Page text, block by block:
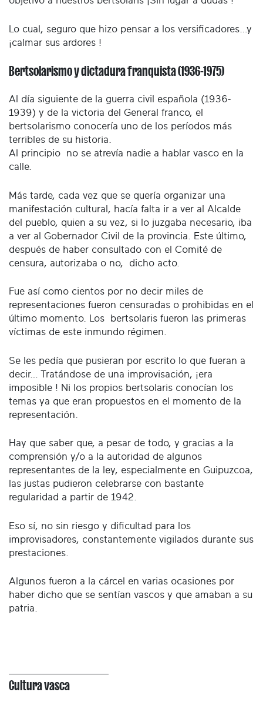
Lo cual, seguro que hizo pensar a los versificadores…y
¡calmar sus ardores !
Bertsolarismo y dictadura franquista (1936-1975)
Al día siguiente de la guerra civil española (1936-
1939) y de la victoria del General franco, el
bertsolarismo conocería uno de los períodos más
terribles de su historia.
Al principio no se atrevía nadie a hablar vasco en la
calle.
Más tarde, cada vez que se quería organizar una
manifestación cultural, hacía falta ir a ver al Alcalde
del pueblo, quien a su vez, si lo juzgaba necesario, iba
a ver al Gobernador Civil de la provincia. Este último,
después de haber consultado con el Comité de
censura, autorizaba o no, dicho acto.
Fue así como cientos por no decir miles de
representaciones fueron censuradas o prohibidas en el
último momento. Los bertsolaris fueron las primeras
víctimas de este inmundo régimen.
Se les pedía que pusieran por escrito lo que fueran a
decir… Tratándose de una improvisación, ¡era
imposible ! Ni los propios bertsolaris conocían los
temas ya que eran propuestos en el momento de la
representación.
Hay que saber que, a pesar de todo, y gracias a la
comprensión y/o a la autoridad de algunos
representantes de la ley, especialmente en Guipuzcoa,
las justas pudieron celebrarse con bastante
regularidad a partir de 1942.
Eso sí, no sin riesgo y dificultad para los
improvisadores, constantemente vigilados durante sus
prestaciones.
Algunos fueron a la cárcel en varias ocasiones por
haber dicho que se sentían vascos y que amaban a su
patria.
Cultura vasca